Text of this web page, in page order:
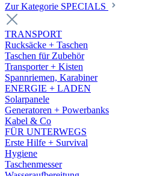
Zur Kategorie SPECIALS
TRANSPORT
Rucksäcke + Taschen
Taschen für Zubehör
Transporter + Kisten
Spannriemen, Karabiner
ENERGIE + LADEN
Solarpanele
Generatoren + Powerbanks
Kabel & Co
FÜR UNTERWEGS
Erste Hilfe + Survival
Hygiene
Taschenmesser